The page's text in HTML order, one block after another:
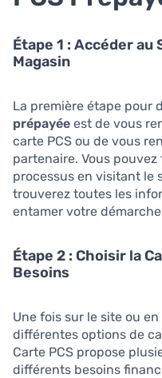
Étape 1 : Accéder au
Magasin
La première étape pour
prépayée est de vous
carte PCS ou de vous
partenaire. Vous
processus en visitant le
trouverez toutes les
entamer votre
Étape 2 : Choisir la
Besoins
Une fois sur le site ou
différentes options de
Carte PCS propose
différents besoins